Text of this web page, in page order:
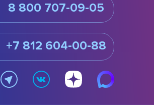
8 800 707-09-05
+7 812 604-00-88